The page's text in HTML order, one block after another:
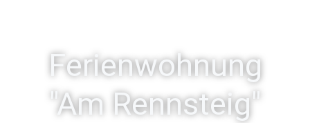
Ferienwohnung
"Am Rennsteig"